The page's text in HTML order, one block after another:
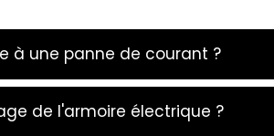
à une panne de courant ?
de l'armoire électrique ?